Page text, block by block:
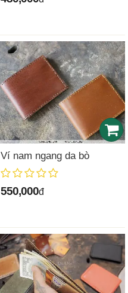
Ví nam ngang da bò
550,000đ